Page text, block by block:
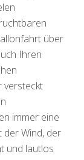
über
Ihren
versteckt
immer eine
der Wind, der
und lautlos